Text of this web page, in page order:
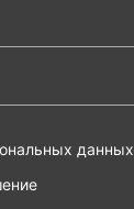
данных